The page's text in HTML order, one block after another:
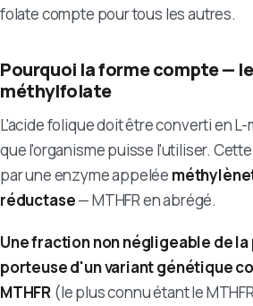
folate compte pour tous les autres.
Pourquoi la forme compte —
méthylfolate
L'acide folique doit être converti en
que l'organisme puisse l'utiliser.
par une enzyme appelée
réductase— MTHFR en abrégé.
Une fraction non négligeable de
porteuse d'un variant génétique
MTHFR (le plus connu étant le